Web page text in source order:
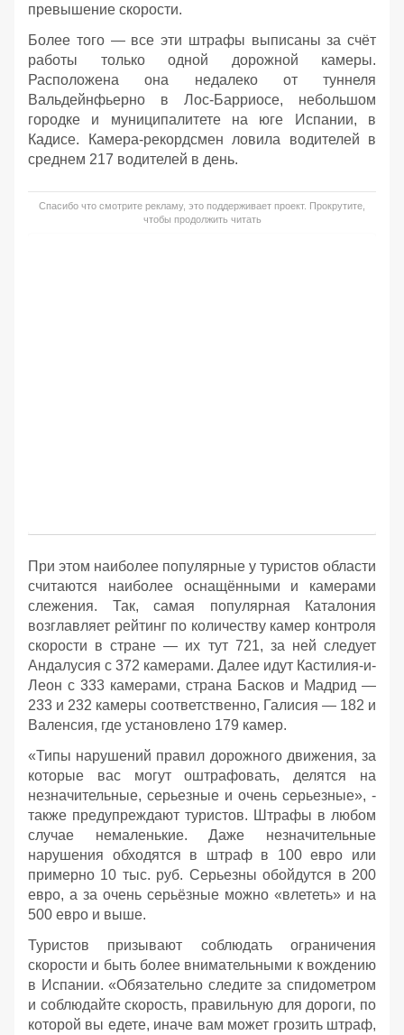
превышение скорости.
Более того — все эти штрафы выписаны за счёт
работы только одной дорожной камеры.
Расположена она недалеко от туннеля
Вальдейнфьерно в Лос-Барриосе, небольшом
городке и муниципалитете на юге Испании, в
Кадисе. Камера-рекордсмен ловила водителей в
среднем 217 водителей в день.
Спасибо что смотрите рекламу, это поддерживает проект. Прокрутите,
чтобы продолжить читать
При этом наиболее популярные у туристов области
считаются наиболее оснащёнными и камерами
слежения. Так, самая популярная Каталония
возглавляет рейтинг по количеству камер контроля
скорости в стране — их тут 721, за ней следует
Андалусия с 372 камерами. Далее идут Кастилия-и-
Леон с 333 камерами, страна Басков и Мадрид —
233 и 232 камеры соответственно, Галисия — 182 и
Валенсия, где установлено 179 камер.
«Типы нарушений правил дорожного движения, за
которые вас могут оштрафовать, делятся на
незначительные, серьезные и очень серьезные», -
также предупреждают туристов. Штрафы в любом
случае немаленькие. Даже незначительные
нарушения обходятся в штраф в 100 евро или
примерно 10 тыс. руб. Серьезны обойдутся в 200
евро, а за очень серьёзные можно «влететь» и на
500 евро и выше.
Туристов призывают соблюдать ограничения
скорости и быть более внимательными к вождению
в Испании. «Обязательно следите за спидометром
и соблюдайте скорость, правильную для дороги, по
которой вы едете, иначе вам может грозить штраф,